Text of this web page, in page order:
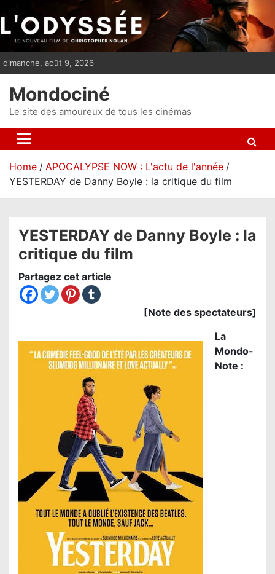
i
p
t
n
dimanche, août 9, 2026
Mondociné
Le site des amoureux de tous les cinémas
Home
APOCALYPSE NOW : L'actu de l'année
YESTERDAY de Danny Boyle : la critique du film
YESTERDAY de Danny Boyle : la
critique du film
Partagez cet article
[Note des spectateurs]
La
Mondo-
Note :